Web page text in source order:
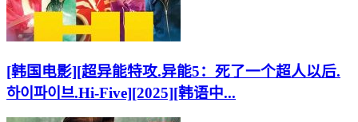
[韩国电影][超异能特攻.异能5：死了一个超人以后.
하이파이브.Hi-Five][2025][韩语中...